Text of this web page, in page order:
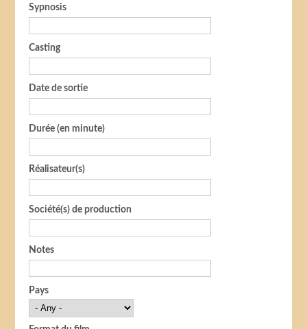
Sypnosis
Casting
Date de sortie
Durée (en minute)
Réalisateur(s)
Société(s) de production
Notes
Pays